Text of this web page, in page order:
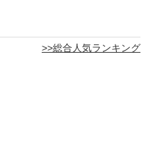
>>総合人気ランキング